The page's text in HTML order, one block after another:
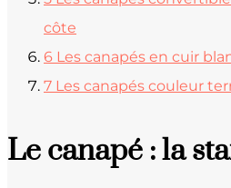
côte
6 Les canapés en cuir
7 Les canapés couleur
Le canapé : la